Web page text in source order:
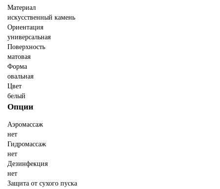
Материал
искусственный камень
Ориентация
универсальная
Поверхность
матовая
Форма
овальная
Цвет
белый
Опции
Аэромассаж
нет
Гидромассаж
нет
Дезинфекция
нет
Защита от сухого пуска